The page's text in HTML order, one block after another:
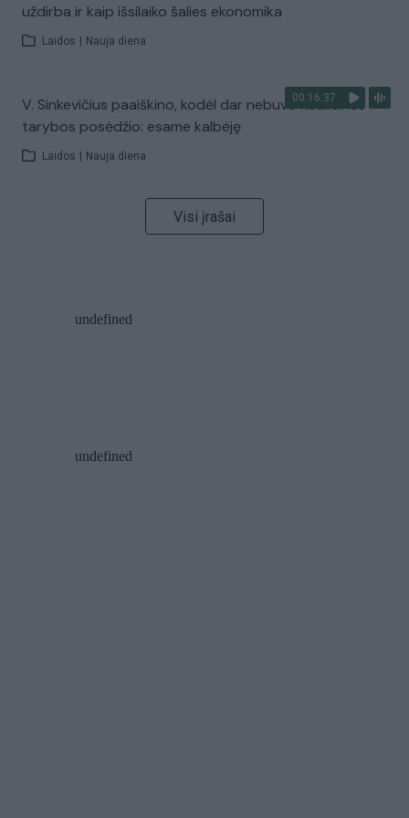
uždirba ir kaip išsilaiko šalies ekonomika
Laidos Nauja diena
00:16:37
V. Sinkevičius paaiškino, kodėl dar nebuvo Koalicinės
tarybos posėdžio: esame kalbėję
Laidos Nauja diena
Visi įrašai